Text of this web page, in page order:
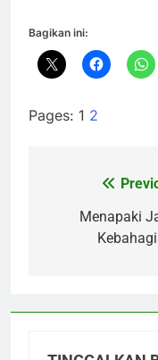
Bagikan ini:
Pages: 1 2
Navigasi
posMenapaki